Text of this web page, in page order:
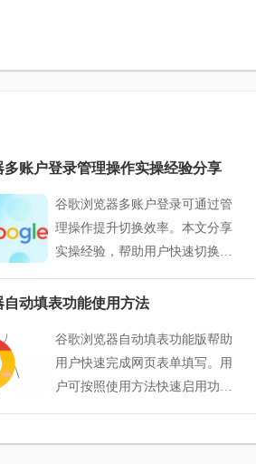
多账户登录管理操作实操经验分享
谷歌浏览器多账户登录可通过管
理操作提升切换效率。本文分享
实操经验，帮助用户快速切换账
号，实现高效多账户管理，提高
整体浏览器操作便捷性。
自动填表功能使用方法
谷歌浏览器自动填表功能版帮助
用户快速完成网页表单填写。用
户可按照使用方法快速启用功
能，提高浏览器操作效率。